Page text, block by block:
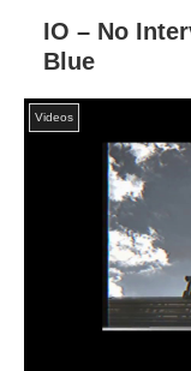
IO – No
Blue
Videos